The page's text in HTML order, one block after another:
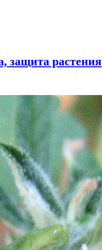
защита растения